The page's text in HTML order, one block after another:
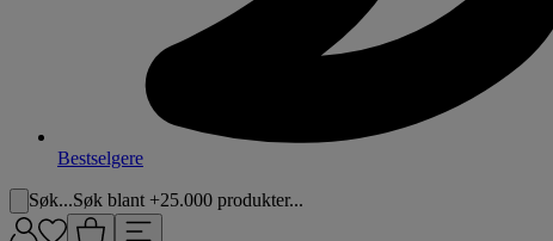
Bestselgere
Søk...Søk blant +25.000 produkter...